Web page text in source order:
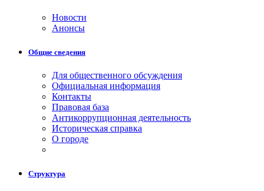
Новости
Анонсы
Общие сведения
Для общественного обсуждения
Официальная информация
Контакты
Правовая база
Антикоррупционная деятельность
Историческая справка
О городе
Структура